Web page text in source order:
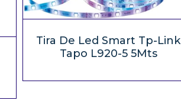
Tira De Led Smart Tp-Link
Tapo L920-5 5Mts